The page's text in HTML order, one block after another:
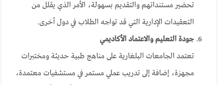
تحضير مستنداتهم والتقديم بسهولة، الأمر الذي يقلل من
التعقيدات الإدارية التي قد تواجه الطلاب في دول أخرى.
جودة التعليم والاعتماد الأكاديمي
تعتمد الجامعات البلغارية على مناهج طبية حديثة ومختبرات
مجهزة، إضافة إلى تدريب عملي مستمر في مستشفيات معتمدة،